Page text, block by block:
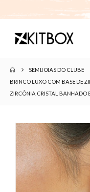
SEMIJOIAS DO CLUBE
BRINCO LUXO COM BASE DE
ZIRCÔNIA CRISTAL BANHADO